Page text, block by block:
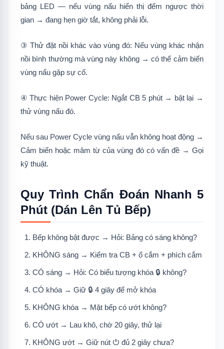
bảng LED — nếu vùng nấu hiển thị đếm ngược thời
gian → đang hẹn giờ tắt, không phải lỗi.
③ Thử đặt nồi khác vào vùng đó: Nếu vùng khác nhận
nồi bình thường mà vùng này không → có thể cảm biến
vùng nấu gặp sự cố.
④ Thực hiện Power Cycle: Ngắt CB 5 phút → bật lại →
thử vùng nấu đó.
Nếu sau Power Cycle vùng nấu vẫn không hoạt động →
Cảm biến hoặc mâm từ của vùng đó có vấn đề → Gọi
kỹ thuật.
Quy Trình Chẩn Đoán Nhanh 5
Phút (Dán Lên Tủ Bếp)
Bếp không bật được → Hỏi: Bảng có sáng không?
KHÔNG sáng → Kiểm tra CB + ổ cắm + phích cắm
CÓ sáng → Hỏi: Có biểu tượng khóa 🔒 không?
CÓ khóa → Giữ 🔒 4 giây để mở khóa
KHÔNG khóa → Mặt bếp có ướt không?
CÓ ướt → Lau khô, chờ 20 giây, thử lại
KHÔNG ướt → Giữ nút ⏻ đủ 2 giây chưa?